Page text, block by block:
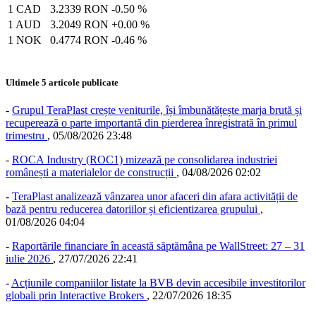
1 CAD
3.2339 RON -0.50 %
1 AUD
3.2049 RON +0.00 %
1 NOK
0.4774 RON -0.46 %
Ultimele 5 articole publicate
- Grupul TeraPlast crește veniturile, își îmbunătățește marja brută și
recuperează o parte importantă din pierderea înregistrată în primul
trimestru , 05/08/2026 23:48
- ROCA Industry (ROC1) mizează pe consolidarea industriei
românești a materialelor de construcții , 04/08/2026 02:02
- TeraPlast analizează vânzarea unor afaceri din afara activității de
bază pentru reducerea datoriilor și eficientizarea grupului ,
01/08/2026 04:04
- Raportările financiare în această săptămâna pe WallStreet: 27 – 31
iulie 2026 , 27/07/2026 22:41
- Acțiunile companiilor listate la BVB devin accesibile investitorilor
globali prin Interactive Brokers , 22/07/2026 18:35